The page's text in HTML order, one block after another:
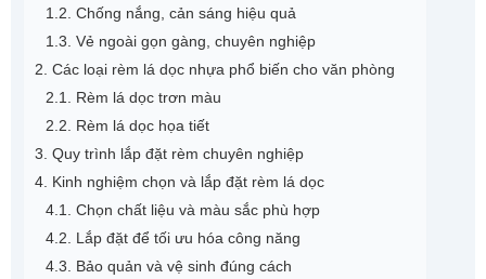
1.2. Chống nắng, cản sáng hiệu quả
1.3. Vẻ ngoài gọn gàng, chuyên nghiệp
2. Các loại rèm lá dọc nhựa phổ biến cho văn phòng
2.1. Rèm lá dọc trơn màu
2.2. Rèm lá dọc họa tiết
3. Quy trình lắp đặt rèm chuyên nghiệp
4. Kinh nghiệm chọn và lắp đặt rèm lá dọc
4.1. Chọn chất liệu và màu sắc phù hợp
4.2. Lắp đặt để tối ưu hóa công năng
4.3. Bảo quản và vệ sinh đúng cách